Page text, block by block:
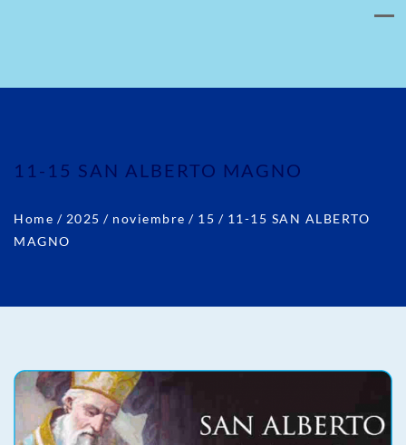
11-15 SAN ALBERTO MAGNO
Home / 2025 / noviembre / 15 / 11-15 SAN ALBERTO
MAGNO